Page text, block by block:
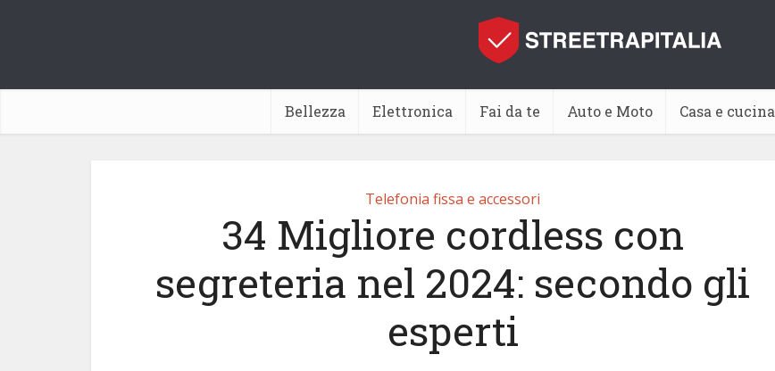
Bellezza Elettronica Fai da te Auto e Moto Casa e cucina
Telefonia fissa e accessori
34 Migliore cordless con
segreteria nel 2024: secondo gli
esperti